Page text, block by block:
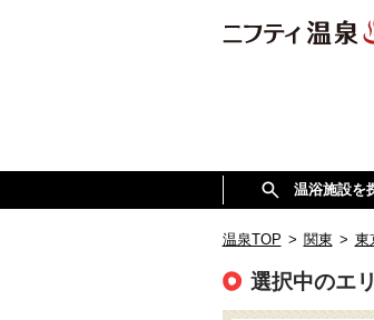
温浴施設を
温泉TOP > 関東 > 東
選択中のエ